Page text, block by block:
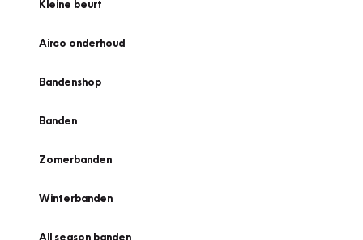
Kleine beurt
Airco onderhoud
Bandenshop
Banden
Zomerbanden
Winterbanden
All season banden